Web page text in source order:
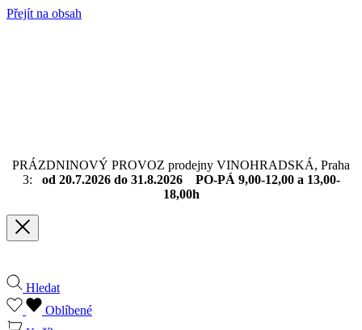
Přejít na obsah
PRÁZDNINOVÝ PROVOZ prodejny VINOHRADSKÁ, Praha
3: od 20.7.2026 do 31.8.2026 PO-PÁ 9,00-12,00 a 13,00-
18,00h
Hledat
Oblíbené